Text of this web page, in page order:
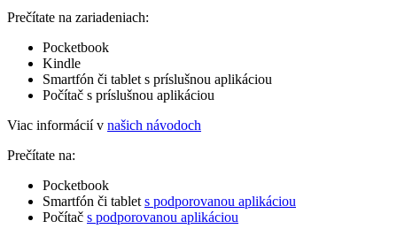
Prečítate na zariadeniach:
Pocketbook
Kindle
Smartfón či tablet s príslušnou aplikáciou
Počítač s príslušnou aplikáciou
Viac informácií v našich návodoch
Prečítate na:
Pocketbook
Smartfón či tablet s podporovanou aplikáciou
Počítač s podporovanou aplikáciou